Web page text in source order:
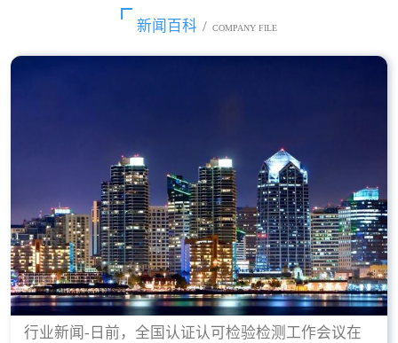
新闻百科 / COMPANY FILE
行业新闻-日前，全国认证认可检验检测工作会议在